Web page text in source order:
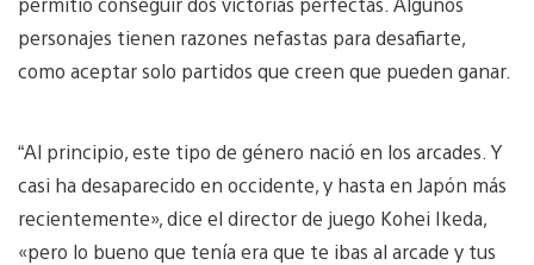
personajes tienen razones nefastas para desafiarte,
como aceptar solo partidos que creen que pueden ganar.
“Al principio, este tipo de género nació en los arcades. Y
casi ha desaparecido en occidente, y hasta en Japón más
recientemente», dice el director de juego Kohei Ikeda,
«pero lo bueno que tenía era que te ibas al arcade y tus